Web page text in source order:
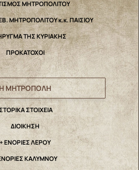
ΜΗΤΡΟΠΟΛΙΤΟΥ
ΜΗΤΡΟΠΟΛΙΤΟΥ κ.κ. ΠΑΙΣΙΟΥ
ΤΗΣ ΚΥΡΙΑΚΗΣ
ΠΡΟΚΑΤΟΧΟΙ
ΜΗΤΡΟΠΟΛΗ
ΣΤΟΙΧΕΙΑ
ΔΙΟΙΚΗΣΗ
+ ΕΝΟΡΙΕΣ ΛΕΡΟΥ
ΚΑΛΥΜΝΟΥ